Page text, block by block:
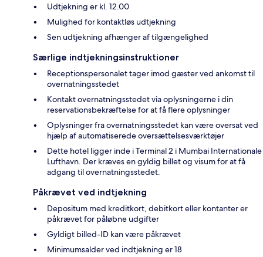
Udtjekning er kl. 12.00
Mulighed for kontaktløs udtjekning
Sen udtjekning afhænger af tilgængelighed
Særlige indtjekningsinstruktioner
Receptionspersonalet tager imod gæster ved ankomst til
overnatningsstedet
Kontakt overnatningsstedet via oplysningerne i din
reservationsbekræftelse for at få flere oplysninger
Oplysninger fra overnatningsstedet kan være oversat ved
hjælp af automatiserede oversættelsesværktøjer
Dette hotel ligger inde i Terminal 2 i Mumbai Internationale
Lufthavn. Der kræves en gyldig billet og visum for at få
adgang til overnatningsstedet.
Påkrævet ved indtjekning
Depositum med kreditkort, debitkort eller kontanter er
påkrævet for påløbne udgifter
Gyldigt billed-ID kan være påkrævet
Minimumsalder ved indtjekning er 18